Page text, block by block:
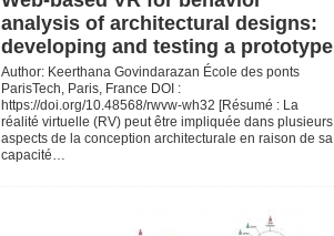
analysis of architectural designs:
developing and testing a prototype
Author: Keerthana Govindarazan École des ponts
ParisTech, Paris, France DOI :
https://doi.org/10.48568/rwvw-wh32 [Résumé : La
réalité virtuelle (RV) peut être impliquée dans plusieurs
aspects de la conception architecturale en raison de sa
capacité…